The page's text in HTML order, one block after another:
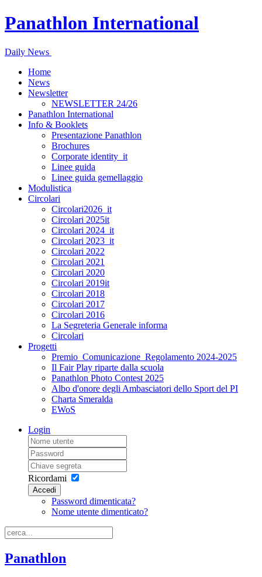
Panathlon International
Daily News
Home
News
Newsletter
NEWSLETTER 24/26
Panathlon International
Info & Booklets
Presentazione Panathlon
Brochures
Corporate identity_it
Linee guida
Linee guida gemellaggio
Modulistica
Circolari
Circolari2026_it
Circolari 2025it
Circolari 2024_it
Circolari 2023_it
Circolari 2022
Circolari 2021
Circolari 2020
Circolari 2019it
Circolari 2018
Circolari 2017
Circolari 2016
La Segreteria Generale informa
Circolari
Progetti
Premio_Comunicazione_Regolamento 2024-2025
Il Fair Play riparte dalla scuola
Panathlon Photo Contest 2025
Albo d'onore degli Ambasciatori dello Sport del PI
Charta Smeralda
EWoS
Login
Ricordami
Accedi
Password dimenticata?
Nome utente dimenticato?
Panathlon